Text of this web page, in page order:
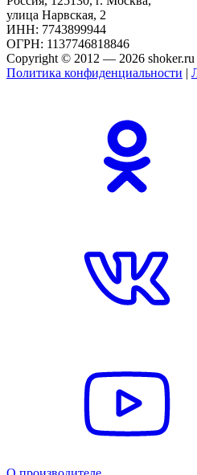
улица Нарвская, 2
ИНН: 7743899944
ОГРН: 1137746818846
Copyright © 2012 — 2026 shoker.ru
Политика конфиденциальности |